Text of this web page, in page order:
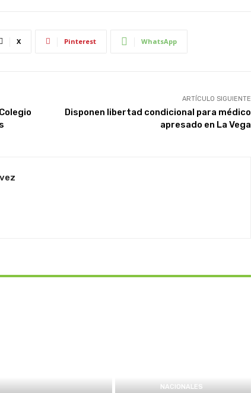
X Pinterest WhatsApp
ARTÍCULO SIGUIENTE
Disponen libertad condicional para médico
apresado en La Vega
NACIONALES